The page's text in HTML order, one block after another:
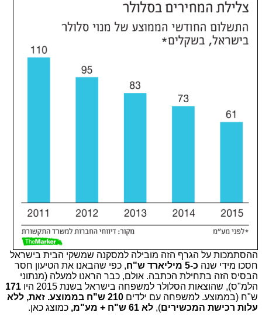
ההסתמכות על הגרף הזה מובילה למסקנה שמשקי הבית בישראל
חסכו מידי שנה כ-5 מיליארד ש"ח
, כפי שהבאנו את הטיעון חסר
הבסיס הזה בתחילת הכתבה. אולם, כבר הראנו למעלה (מנתוני
הלמ"ס), שהוצאות הסלולר למשפחה בישראל בשנת 2015 היו
171
ש"ח (בממוצע. למשפחה עם ילדים
210 ש"ח בממוצע. זאת, ללא
עלות רכישת המכשירים), לא 61 ש"ח + מע"מ, כמוצג כאן.